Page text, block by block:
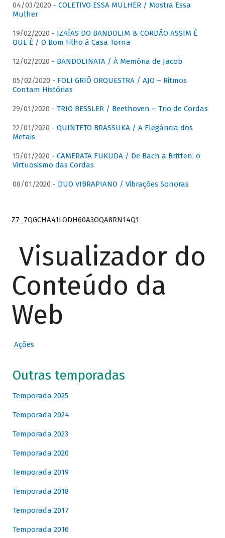
04/03/2020 - COLETIVO ESSA MULHER / Mostra Essa
Mulher
19/02/2020 - IZAÍAS DO BANDOLIM & CORDÃO ASSIM É
QUE É / O Bom Filho à Casa Torna
12/02/2020 - BANDOLINATA / À Memória de Jacob
05/02/2020 - FOLI GRIÔ ORQUESTRA / AJO – Ritmos
Contam Histórias
29/01/2020 - TRIO BESSLER / Beethoven – Trio de Cordas
22/01/2020 - QUINTETO BRASSUKA / A Elegância dos
Metais
15/01/2020 - CAMERATA FUKUDA / De Bach a Britten, o
Virtuosismo das Cordas
08/01/2020 - DUO VIBRAPIANO / Vibrações Sonoras
Z7_7QGCHA41LODH60A3OQA8RN14Q1
Visualizador do
Conteúdo da
Web
Ações
Outras temporadas
Temporada 2025
Temporada 2024
Temporada 2023
Temporada 2020
Temporada 2019
Temporada 2018
Temporada 2017
Temporada 2016